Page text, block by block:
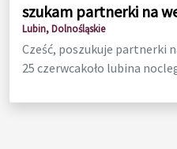
szukam partnerki na
Lubin, Dolnośląskie
Cześć, poszukuje partnerki
25 czerwcakoło lubina